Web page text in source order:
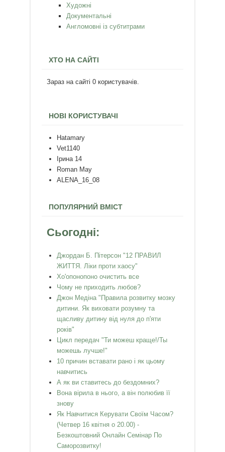
Художні
Документальні
Англомовні із субтитрами
ХТО НА САЙТІ
Зараз на сайті 0 користувачів.
НОВІ КОРИСТУВАЧІ
Hatamary
Vet1140
Ірина 14
Roman May
ALENA_16_08
ПОПУЛЯРНИЙ ВМІСТ
Сьогодні:
Джордан Б. Пітерсон "12 ПРАВИЛ
ЖИТТЯ. Ліки проти хаосу"
Хо'опонопоно очистить все
Чому не приходить любов?
Джон Медіна "Правила розвитку мозку
дитини. Як виховати розумну та
щасливу дитину від нуля до п'яти
років"
Цикл передач "Ти можеш краще!/Ты
можешь лучше!"
10 причин вставати рано і як цьому
навчитись
А як ви ставитесь до бездомних?
Вона вірила в нього, а він полюбив її
знову
Як Навчитися Керувати Своїм Часом?
(Четвер 16 квітня о 20.00) -
Безкоштовний Онлайн Семінар По
Саморозвитку!